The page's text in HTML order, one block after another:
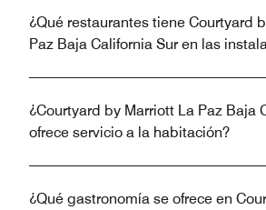
¿Qué restaurantes tiene Courtyard
Paz Baja California Sur en las
¿Courtyard by Marriott La Paz Baja
ofrece servicio a la habitación?
¿Qué gastronomía se ofrece en